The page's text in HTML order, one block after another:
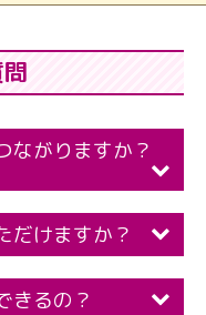
ながりますか？
だけますか？
きるの？